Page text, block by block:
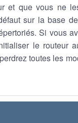
et que vous ne
sur la base
Si vous
le routeur
toutes les